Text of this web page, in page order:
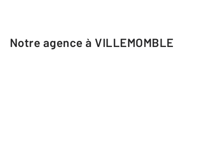
Notre agence à VILLEMOMBLE